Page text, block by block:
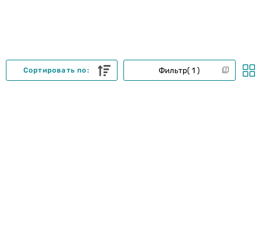
Фильтр 1
Сортировать по: